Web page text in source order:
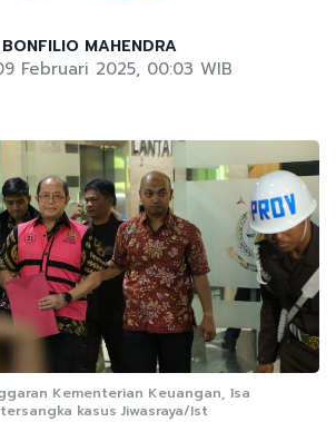
BONFILIO MAHENDRA
Februari 2025, 00:03 WIB
Kementerian Keuangan, Isa
kasus Jiwasraya/Ist